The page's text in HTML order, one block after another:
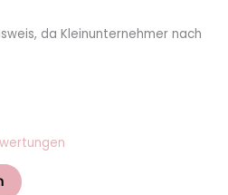
da Kleinunternehmer nach